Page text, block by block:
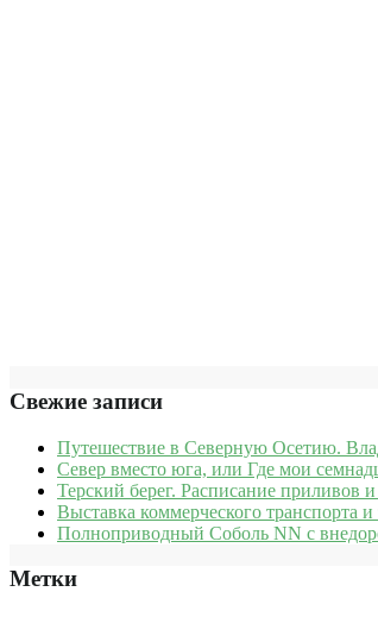
Свежие записи
Путешествие в Северную Осетию.
Север вместо юга, или Где мои
Терский берег. Расписание приливов
Выставка коммерческого транспорта
Полноприводный Соболь NN с
Метки